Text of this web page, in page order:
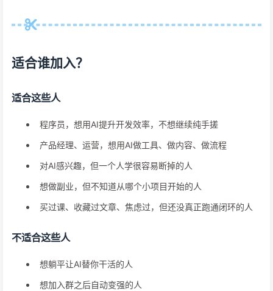
适合谁加入？
适合这些人
程序员，想用AI提升开发效率，不想继续纯手搓
产品经理、运营，想用AI做工具、做内容、做流程
对AI感兴趣，但一个人学很容易断掉的人
想做副业，但不知道从哪个小项目开始的人
买过课、收藏过文章、焦虑过，但还没真正跑通闭环的人
不适合这些人
想躺平让AI替你干活的人
想加入群之后自动变强的人